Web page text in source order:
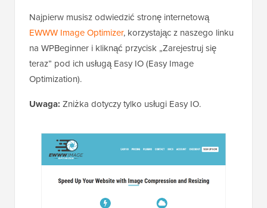
Najpierw musisz odwiedzić stronę internetową
EWWW Image Optimizer, korzystając z naszego linku
na WPBeginner i kliknąć przycisk „Zarejestruj się
teraz” pod ich usługą Easy IO (Easy Image
Optimization).
Uwaga: Zniżka dotyczy tylko usługi Easy IO.